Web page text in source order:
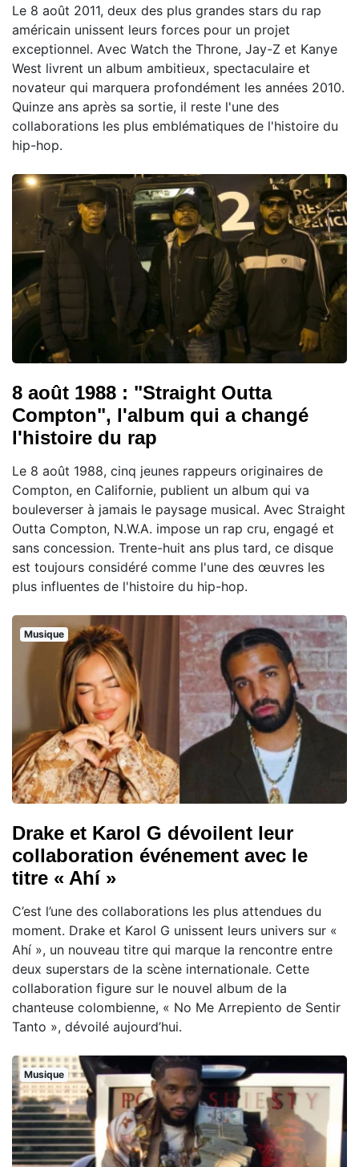
Le 8 août 2011, deux des plus grandes stars du rap
américain unissent leurs forces pour un projet
exceptionnel. Avec Watch the Throne, Jay-Z et Kanye
West livrent un album ambitieux, spectaculaire et
novateur qui marquera profondément les années 2010.
Quinze ans après sa sortie, il reste l'une des
collaborations les plus emblématiques de l'histoire du
hip-hop.
8 août 1988 : "Straight Outta
Compton", l'album qui a changé
l'histoire du rap
Le 8 août 1988, cinq jeunes rappeurs originaires de
Compton, en Californie, publient un album qui va
bouleverser à jamais le paysage musical. Avec Straight
Outta Compton, N.W.A. impose un rap cru, engagé et
sans concession. Trente-huit ans plus tard, ce disque
est toujours considéré comme l'une des œuvres les
plus influentes de l'histoire du hip-hop.
Musique
Drake et Karol G dévoilent leur
collaboration événement avec le
titre « Ahí »
C’est l’une des collaborations les plus attendues du
moment. Drake et Karol G unissent leurs univers sur «
Ahí », un nouveau titre qui marque la rencontre entre
deux superstars de la scène internationale. Cette
collaboration figure sur le nouvel album de la
chanteuse colombienne, « No Me Arrepiento de Sentir
Tanto », dévoilé aujourd’hui.
Musique